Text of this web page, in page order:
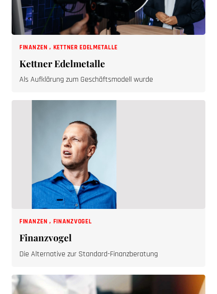
FINANZEN, KETTNER EDELMETALLE
Kettner Edelmetalle
Als Aufklärung zum Geschäftsmodell wurde
FINANZEN, FINANZVOGEL
Finanzvogel
Die Alternative zur Standard-Finanzberatung